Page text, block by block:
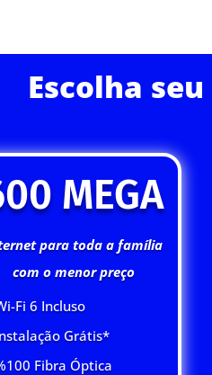
Escolha seu
MEGA
para toda a família
com o menor preço
Fi 6 Incluso
Grátis*
Fibra Óptica